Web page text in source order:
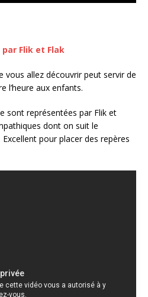
par Flik et Flak
vous allez découvrir peut servir de
l’heure aux enfants.
sont représentées par Flik et
dont on suit le
pour placer des repères